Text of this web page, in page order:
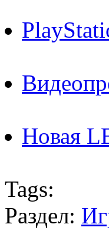
Новая
Tags:
Раздел: